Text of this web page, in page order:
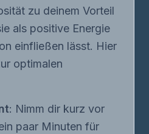
zu deinem Vorteil
als positive Energie
einfließen lässt. Hier
optimalen
: Nimm dir kurz vor
paar Minuten für